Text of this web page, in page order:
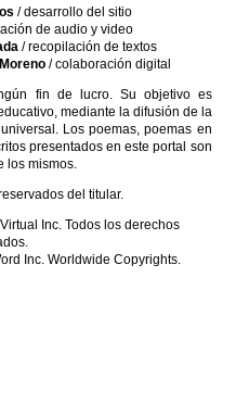
/ desarrollo del sitio
de audio y video
/ recopilación de textos
/ colaboración digital
fin de lucro. Su objetivo es
mediante la difusión de la
Los poemas, poemas en
presentados en este portal son
los mismos.
del titular.
Inc. Todos los derechos
Inc. Worldwide Copyrights.